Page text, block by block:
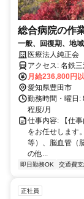
総合病院の作
一般、回復期、地
広い経験を積むこ
医療法人純正
アクセス: 名鉄三河線「若林」駅より徒歩14分 ＊若林駅より無料の送
迎サービスあり 車通勤可 敷地内駐車場有り（駐車料金3000円/月）
交通費50000円/
月給236,800円
愛知県豊田市
勤務時間・曜日:
程度/月
仕事内容: 【仕
をお任せします
等）、脳血管（
の他...
即日勤務OK 交通費
正社員